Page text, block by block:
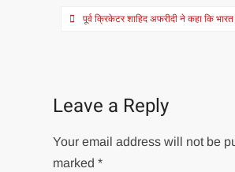
Post
पूर्व क्रिकेटर शाहिद अफरीदी ने कहा कि
Leave a Reply
Your email address will not be
marked*